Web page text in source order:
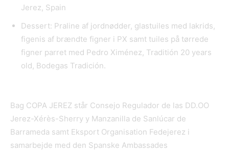
Jerez, Spain
Dessert: Praline af jordnødder, glastuiles med lakrids,
figenis af brændte figner i PX samt tuiles på tørrede
figner parret med Pedro Ximénez, Traditión 20 years
old, Bodegas Tradición.
Bag COPA JEREZ står Consejo Regulador de las DD.OO
Jerez-Xérès-Sherry y Manzanilla de Sanlúcar de
Barrameda samt Eksport Organisation Fedejerez i
samarbejde med den Spanske Ambassades